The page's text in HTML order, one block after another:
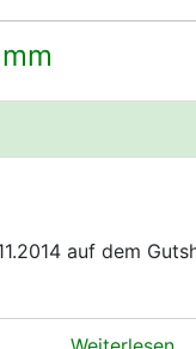
auf dem